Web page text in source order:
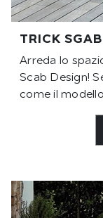
TRICK
Arreda lo
Scab Design!
come il